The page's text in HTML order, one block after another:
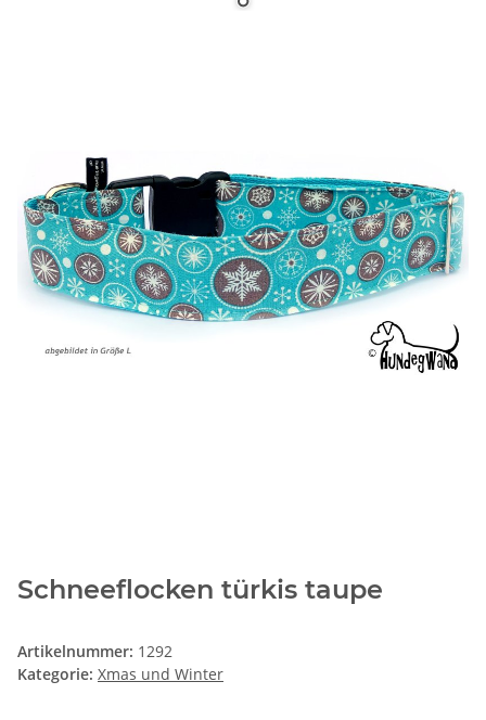
Schneeflocken türkis taupe
Artikelnummer: 1292
Kategorie: Xmas und Winter